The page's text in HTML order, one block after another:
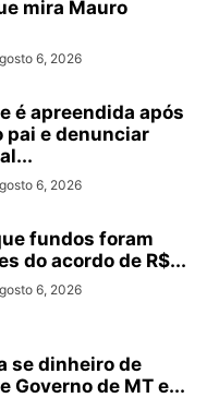
mira Mauro
6, 2026
é apreendida após
pai e denunciar
6, 2026
fundos foram
do acordo de R$...
6, 2026
se dinheiro de
Governo de MT e...